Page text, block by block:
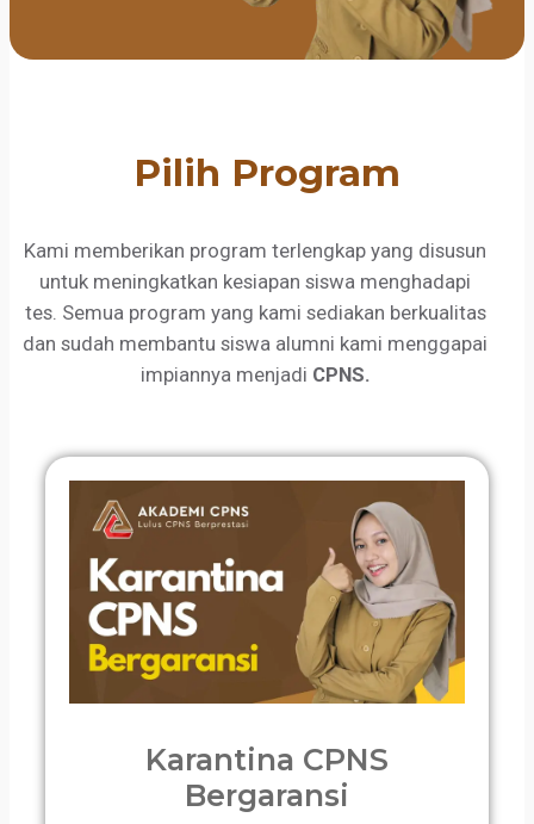
Pilih Program
Kami memberikan program terlengkap yang disusun
untuk meningkatkan kesiapan siswa menghadapi
tes. Semua program yang kami sediakan berkualitas
dan sudah membantu siswa alumni kami menggapai
impiannya menjadi CPNS.
Karantina CPNS
Bergaransi